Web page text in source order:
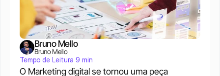
O Marketing digital se tornou uma peça
Bruno Mello
Bruno Mello
Tempo de Leitura 9 min